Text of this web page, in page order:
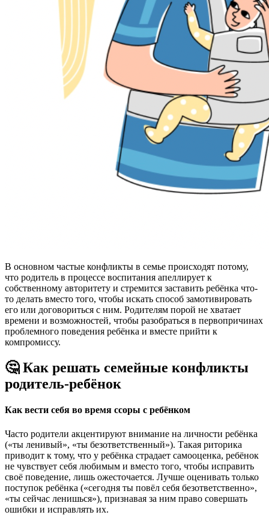
В основном частые конфликты в семье происходят потому,
что родитель в процессе воспитания апеллирует к
собственному авторитету и стремится заставить ребёнка что-
то делать вместо того, чтобы искать способ замотивировать
его или договориться с ним. Родителям порой не хватает
времени и возможностей, чтобы разобраться в первопричинах
проблемного поведения ребёнка и вместе прийти к
компромиссу.
🤔Как решать семейные конфликты
родитель-ребёнок
Как вести себя во время ссоры с ребёнком
Часто родители акцентируют внимание на личности ребёнка
(«ты ленивый», «ты безответственный»). Такая риторика
приводит к тому, что у ребёнка страдает самооценка, ребёнок
не чувствует себя любимым и вместо того, чтобы исправить
своё поведение, лишь ожесточается. Лучше оценивать только
поступок ребёнка («сегодня ты повёл себя безответственно»,
«ты сейчас ленишься»), признавая за ним право совершать
ошибки и исправлять их.